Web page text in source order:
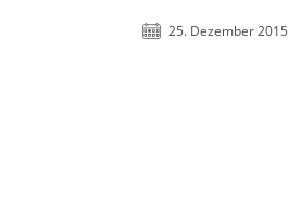
25. Dezember 2015